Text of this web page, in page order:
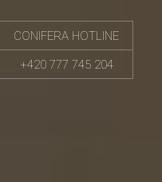
CONIFERA HOTLINE
+420 777 745 204